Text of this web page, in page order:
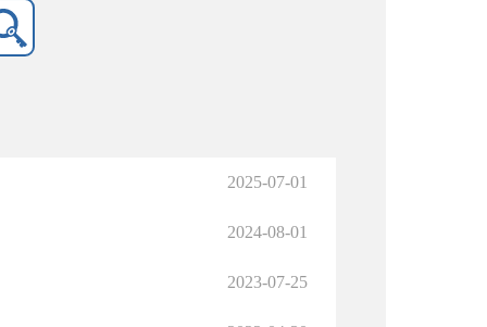
2025-07-01
2024-08-01
2023-07-25